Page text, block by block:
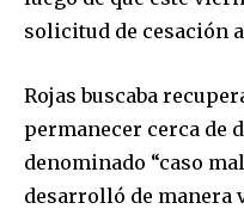
solicitud de cesación
Rojas buscaba
permanecer cerca de
denominado “caso
desarrolló de manera